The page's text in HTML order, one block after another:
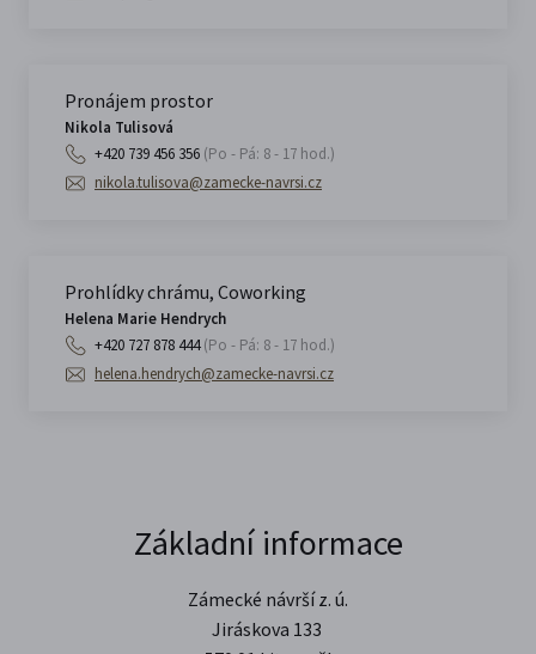
Pronájem prostor
Nikola Tulisová
+420 739 456 356 (Po - Pá: 8 - 17 hod.)
nikola.tulisova@zamecke-navrsi.cz
Prohlídky chrámu, Coworking
Helena Marie Hendrych
+420 727 878 444(Po - Pá: 8 - 17 hod.)
helena.hendrych@zamecke-navrsi.cz
Základní informace
Zámecké návrší z. ú.
Jiráskova 133